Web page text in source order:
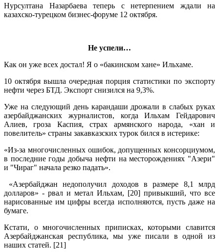
Нурсултана Назарбаева теперь с нетерпением ждали на
казахско-турецком бизнес-форуме 12 октября.
Не успели…
Как он уже всех достал! Я о «бакинском хане» Ильхаме.
10 октября вышла очередная порция статистики по экспорту
нефти через БТД. Экспорт снизился на 9,3%.
Уже на следующий день карандаши дрожали в слабых руках
азербайджанских журналистов, когда Ильхам Гейдарович
Алиев, гроза Каспия, страх армянского народа, «хан и
повелитель» страны закавказских турок бился в истерике:
«Из-за многочисленных ошибок, допущенных консорциумом,
в последние годы добыча нефти на месторождениях "Азери"
и "Чираг" начала резко падать».
«Азербайджан недополучил доходов в размере 8,1 млрд
долларов» - рвал и метал Ильхам, [20] привыкший, что все
нарисованные им цифры всегда исполняются, пусть даже на
бумаге.
Кстати, о многочисленных приписках, которыми славится
Азербайджанская республика, мы уже писали в одной из
наших статей. [21]